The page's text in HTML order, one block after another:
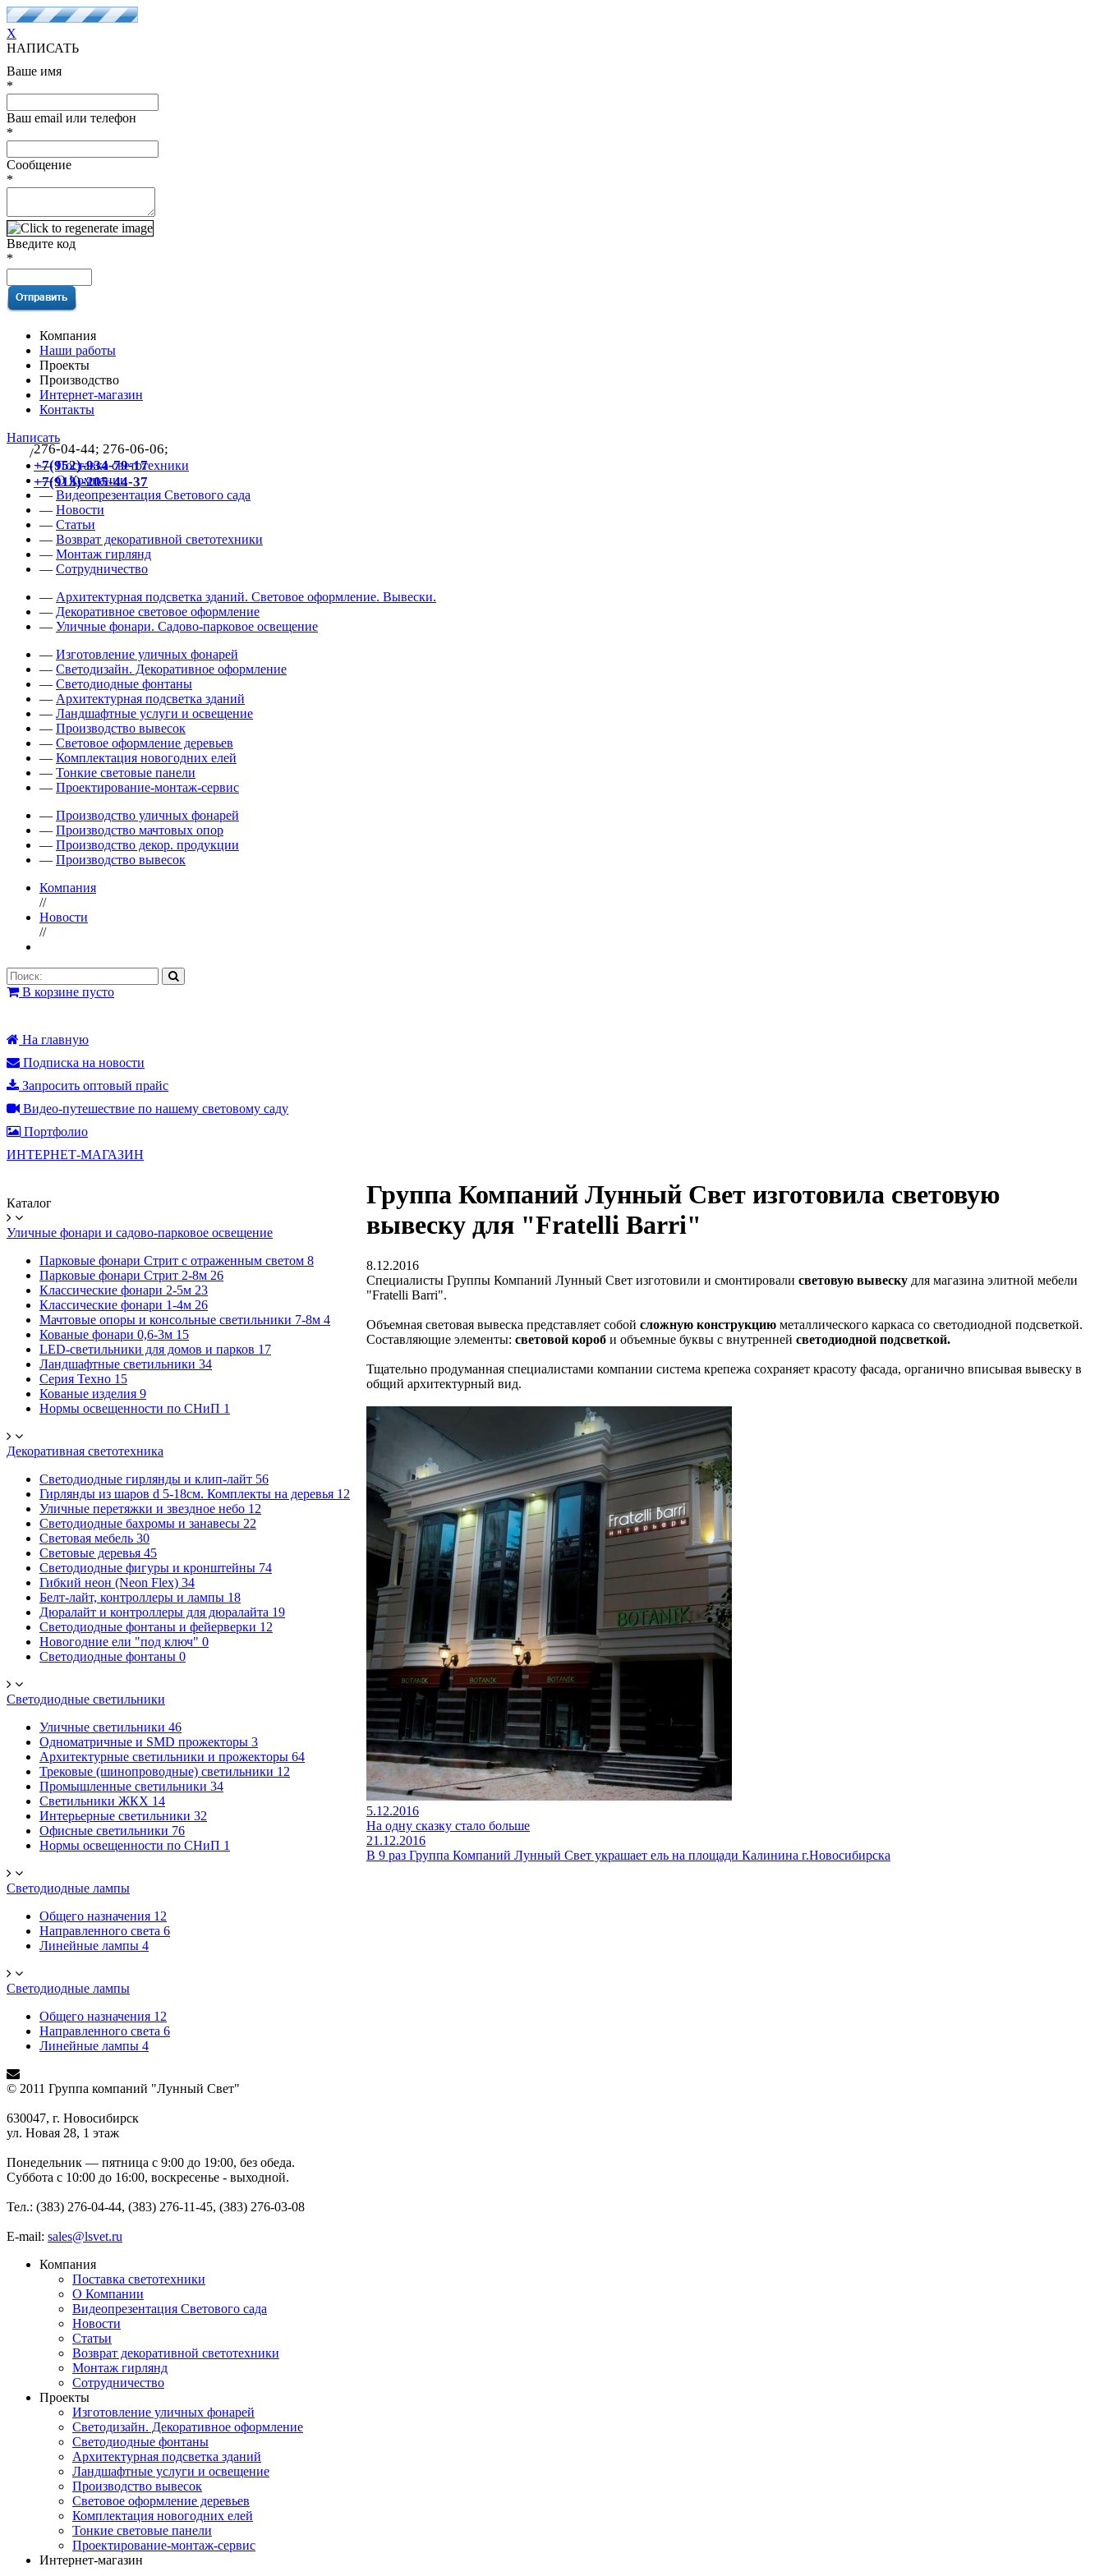
X
НАПИСАТЬ
Ваше имя
*
Ваш email или телефон
*
Сообщение
*
Введите код
*
Компания
Наши работы
Проекты
Производство
Интернет-магазин
Контакты
Написать
/276-04-44; 276-06-06;
+7(952)-934-79-17
+7(913)-205-44-37
—Поставка светотехники
—О Компании
— Видеопрезентация Светового сада
— Новости
— Статьи
— Возврат декоративной светотехники
— Монтаж гирлянд
— Сотрудничество
— Архитектурная подсветка зданий. Световое оформление. Вывески.
— Декоративное световое оформление
— Уличные фонари. Садово-парковое освещение
— Изготовление уличных фонарей
— Светодизайн. Декоративное оформление
— Светодиодные фонтаны
— Архитектурная подсветка зданий
— Ландшафтные услуги и освещение
— Производство вывесок
— Световое оформление деревьев
— Комплектация новогодних елей
— Тонкие световые панели
— Проектирование-монтаж-сервис
— Производство уличных фонарей
— Производство мачтовых опор
— Производство декор. продукции
— Производство вывесок
Компания
//
Новости
//
В корзине пусто
На главную
Подписка на новости
Запросить оптовый прайс
Видео-путешествие по нашему световому саду
Портфолио
ИНТЕРНЕТ-МАГАЗИН
Каталог
Уличные фонари и садово-парковое освещение
Парковые фонари Стрит с отраженным светом 8
Парковые фонари Стрит 2-8м 26
Классические фонари 2-5м 23
Классические фонари 1-4м 26
Мачтовые опоры и консольные светильники 7-8м 4
Кованые фонари 0,6-3м 15
LED-светильники для домов и парков 17
Ландшафтные светильники 34
Серия Техно 15
Кованые изделия 9
Нормы освещенности по СНиП 1
Декоративная светотехника
Светодиодные гирлянды и клип-лайт 56
Гирлянды из шаров d 5-18cм. Комплекты на деревья 12
Уличные перетяжки и звездное небо 12
Светодиодные бахромы и занавесы 22
Световая мебель 30
Световые деревья 45
Светодиодные фигуры и кронштейны 74
Гибкий неон (Neon Flex) 34
Белт-лайт, контроллеры и лампы 18
Дюралайт и контроллеры для дюралайта 19
Светодиодные фонтаны и фейерверки 12
Новогодние ели "под ключ" 0
Светодиодные фонтаны 0
Светодиодные светильники
Уличные светильники 46
Одноматричные и SMD прожекторы 3
Архитектурные светильники и прожекторы 64
Трековые (шинопроводные) светильники 12
Промышленные светильники 34
Светильники ЖКХ 14
Интерьерные светильники 32
Офисные светильники 76
Нормы освещенности по СНиП 1
Светодиодные лампы
Общего назначения 12
Направленного света 6
Линейные лампы 4
Светодиодные лампы
Общего назначения 12
Направленного света 6
Линейные лампы 4
Группа Компаний Лунный Свет изготовила световую
вывеску для "Fratelli Barri"
8.12.2016
Специалисты Группы Компаний Лунный Свет изготовили и смонтировали световую вывеску для магазина элитной мебели
"Fratelli Barri".
Объемная световая вывеска представляет собой сложную конструкцию металлического каркаса со светодиодной подсветкой.
Составляющие элементы: световой короб и объемные буквы с внутренней светодиодной подсветкой.
Тщательно продуманная специалистами компании система крепежа сохраняет красоту фасада, органично вписывая вывеску в
общий архитектурный вид.
5.12.2016
На одну сказку стало больше
21.12.2016
В 9 раз Группа Компаний Лунный Свет украшает ель на площади Калинина г.Новосибирска
© 2011 Группа компаний "Лунный Свет"
630047, г. Новосибирск
ул. Новая 28, 1 этаж
Понедельник — пятница с 9:00 до 19:00, без обеда.
Суббота с 10:00 до 16:00, воскресенье - выходной.
Тел.: (383) 276-04-44, (383) 276-11-45, (383) 276-03-08
E-mail: sales@lsvet.ru
Компания
Поставка светотехники
О Компании
Видеопрезентация Светового сада
Новости
Статьи
Возврат декоративной светотехники
Монтаж гирлянд
Сотрудничество
Проекты
Изготовление уличных фонарей
Светодизайн. Декоративное оформление
Светодиодные фонтаны
Архитектурная подсветка зданий
Ландшафтные услуги и освещение
Производство вывесок
Световое оформление деревьев
Комплектация новогодних елей
Тонкие световые панели
Проектирование-монтаж-сервис
Интернет-магазин